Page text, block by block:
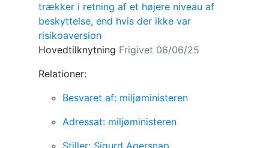
trækker i retning af et højere niveau af
beskyttelse, end hvis der ikke var
risikoaversion
Hovedtilknytning Frigivet 06/06/25
Relationer:
Besvaret af: miljøministeren
Adressat: miljøministeren
Stiller: Sigurd Agersnap